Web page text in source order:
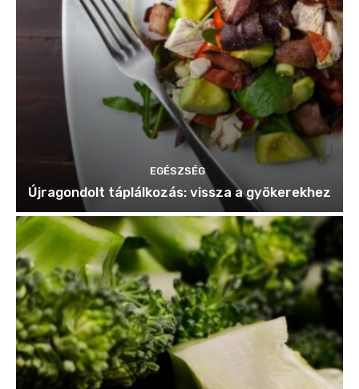
EGÉSZSÉG
Újragondolt táplálkozás: vissza a gyökerekhez